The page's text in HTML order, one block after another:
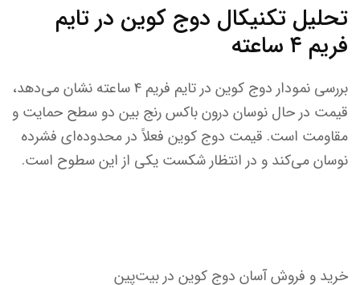
تحلیل تکنیکال دوج کوین در تایم
فریم ۴ ساعته
بررسی نمودار دوج کوین در تایم فریم ۴ ساعته نشان می‌دهد،
قیمت در حال نوسان درون باکس رنج بین دو سطح حمایت و
مقاومت است. قیمت دوج کوین فعلاً در محدوده‌ای فشرده
نوسان می‌کند و در انتظار شکست یکی از این سطوح است.
خرید و فروش آسان دوج کوین در بیت‌پین